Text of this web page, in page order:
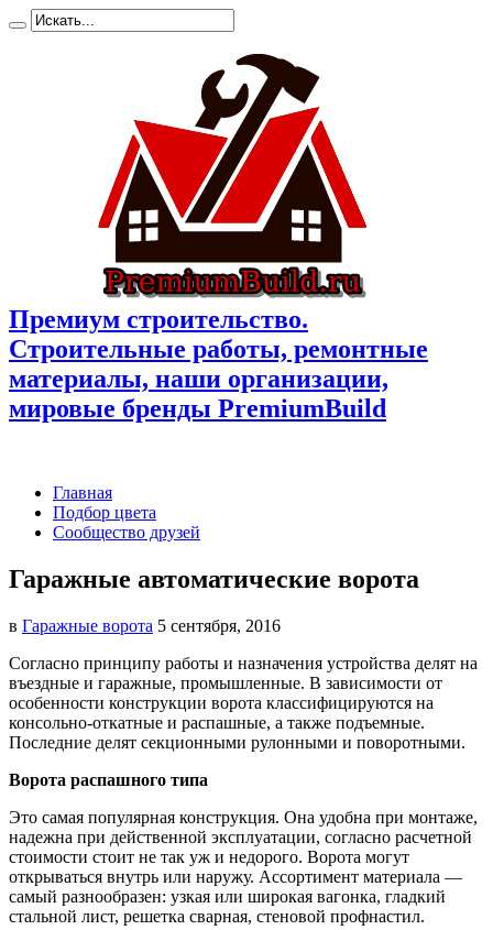
Премиум cтроительство.
Cтроительные работы, ремонтные
материалы, наши организации,
мировые бренды PremiumBuild
Главная
Подбор цвета
Сообщество друзей
Гаражные автоматические ворота
в Гаражные ворота 5 сентября, 2016
Согласно принципу работы и назначения устройства делят на
въездные и гаражные, промышленные. В зависимости от
особенности конструкции ворота классифицируются на
консольно-откатные и распашные, а также подъемные.
Последние делят секционными рулонными и поворотными.
Ворота распашного типа
Это самая популярная конструкция. Она удобна при монтаже,
надежна при действенной эксплуатации, согласно расчетной
стоимости стоит не так уж и недорого. Ворота могут
открываться внутрь или наружу. Ассортимент материала —
самый разнообразен: узкая или широкая вагонка, гладкий
стальной лист, решетка сварная, стеновой профнастил.